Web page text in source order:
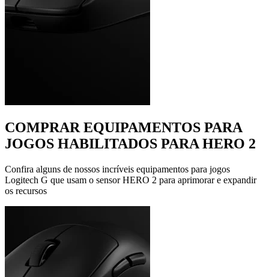
COMPRAR EQUIPAMENTOS PARA
JOGOS HABILITADOS PARA HERO 2
Confira alguns de nossos incríveis equipamentos para jogos
Logitech G que usam o sensor HERO 2 para aprimorar e expandir
os recursos